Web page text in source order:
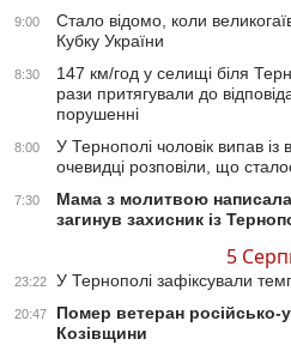
9:00
Стало відомо, коли
Кубку України
8:30
147 км/год у селищі біля
рази притягували до
порушенні
8:00
У Тернополі чоловік випав із
очевидці розповіли, що
7:30
Мама з молитвою написала
загинув захисник із
5
23:22 У Тернополі зафіксували
20:47
Помер ветеран російсько-
Козівщини